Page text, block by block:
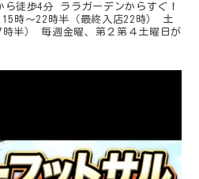
ら徒歩4分
ララガーデンからすぐ！
時〜22時半（最終入店22時）
土
半）
毎週金曜、第２第４土曜日が